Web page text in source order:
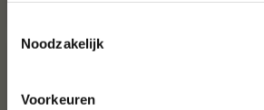
Noodzakelijk
Voorkeuren
ACHTERNAAM